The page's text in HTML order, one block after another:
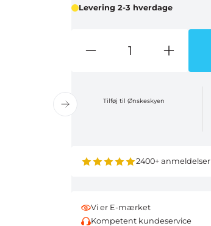
Levering 2-3 hverdage
Tilføj til Ønskeskyen
2400+ anmeldelser
Vi er E-mærket
Kompetent kundeservice